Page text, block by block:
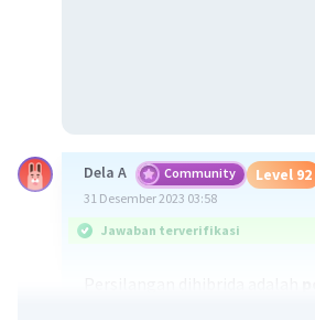
Dela A Community Level 92
31 Desember 2023 03:58
Jawaban terverifikasi